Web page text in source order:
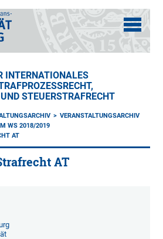
INTERNATIONALES
STEUERSTRAFRECHT
VERANSTALTUNGSARCHIV
WS 2018/2019
AT
AT